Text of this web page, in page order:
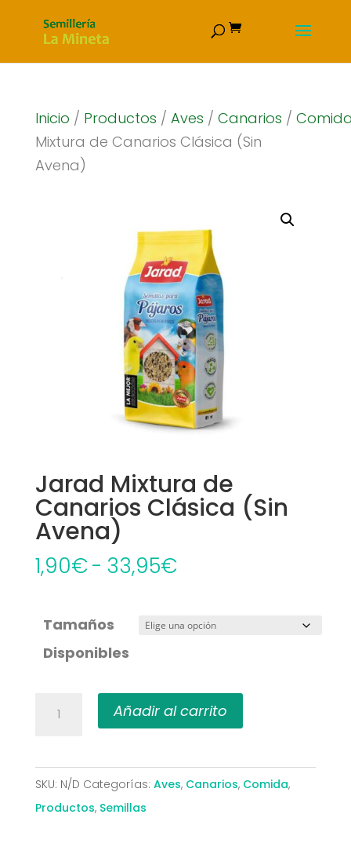
Inicio / Productos / Aves / Canarios /
Mixtura de Canarios Clásica (Sin
Avena)
Jarad Mixtura de
Canarios Clásica (Sin
Avena)
1,90€- 33,95€Rango
desde
33,95€
Tamaños
Disponibles
Canarios
Clásica
Añadir al carrito
SKU: N/D Categorías: Aves, Canarios, Comida,
Productos, Semillas